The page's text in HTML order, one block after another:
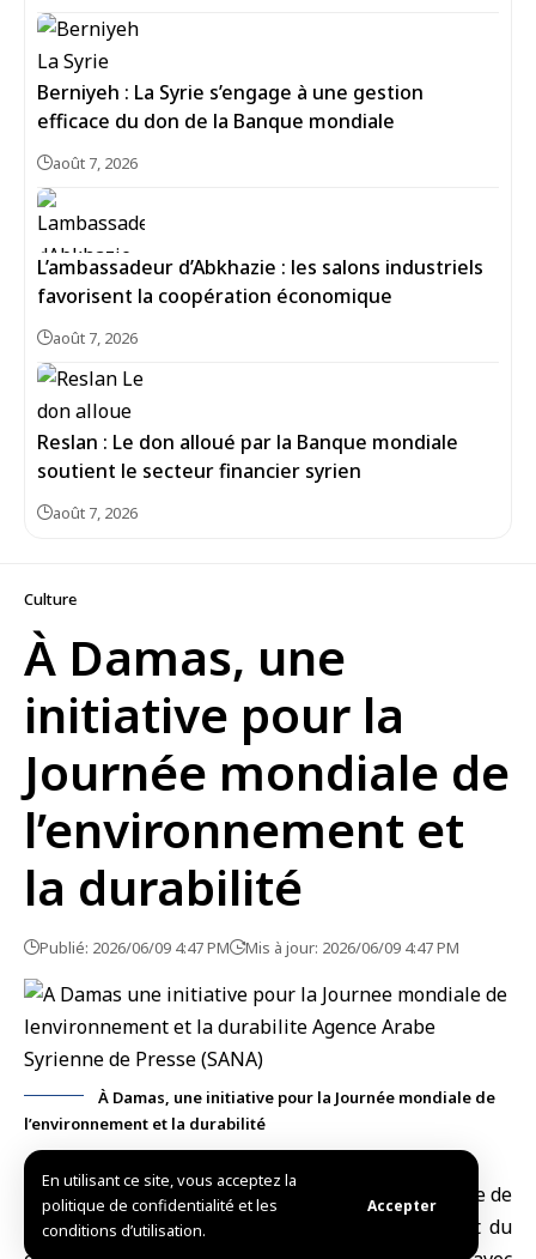
En utilisant ce site, vous acceptez la
politique de confidentialité et les
conditions d’utilisation.
Accepter
Berniyeh : La Syrie s’engage à une gestion
efficace du don de la Banque mondiale
août 7, 2026
L’ambassadeur d’Abkhazie : les salons industriels
favorisent la coopération économique
août 7, 2026
Reslan : Le don alloué par la Banque mondiale
soutient le secteur financier syrien
août 7, 2026
Culture
À Damas, une
initiative pour la
Journée mondiale de
l’environnement et
la durabilité
Publié: 2026/06/09 4:47 PM Mis à jour: 2026/06/09 4:47 PM
À Damas, une initiative pour la Journée mondiale de
l’environnement et la durabilité
Damas, (SANA)À l’occasion de la
Journée mondiale de
l’environnement, la Direction de l’Environnement du